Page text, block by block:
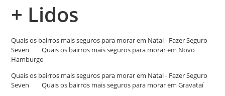
+ Lidos
Quais os bairros mais seguros para morar em Natal - Fazer Seguro
Seven emQuais os bairros mais seguros para morar em Novo
Hamburgo
Quais os bairros mais seguros para morar em Natal - Fazer Seguro
Seven emQuais os bairros mais seguros para morar em Gravataí